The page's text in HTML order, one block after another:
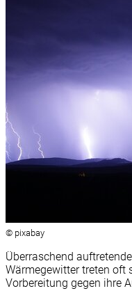
© pixabay
Überraschend
Wärmegewitter treten oft
Vorbereitung gegen ihre